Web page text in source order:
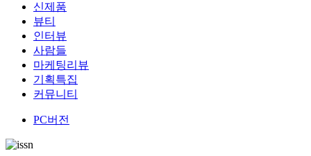
신제품
뷰티
인터뷰
사람들
마케팅리뷰
기획특집
커뮤니티
PC버전